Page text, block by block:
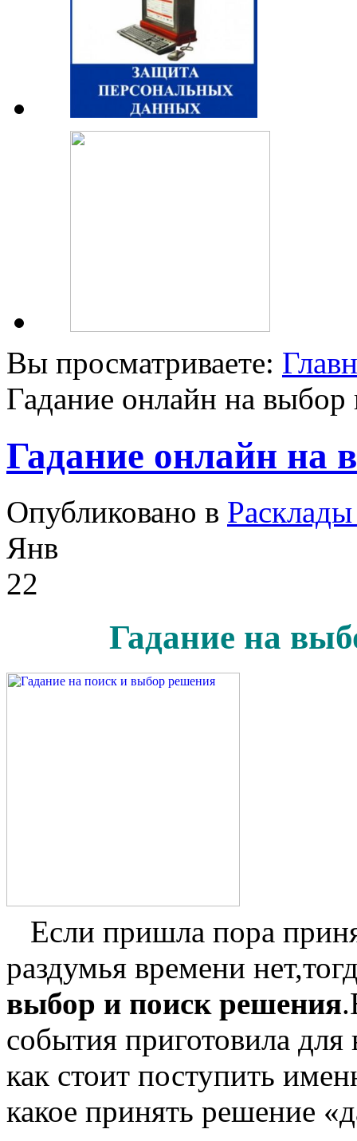
Вы просматриваете:
Гадание онлайн на
Гадание онлайн на
Опубликовано в
Янв
22
Гадание на
Если пришла пора
раздумья времени
выбор и поиск решения
события приготовила для
как стоит поступить
какое принять решение